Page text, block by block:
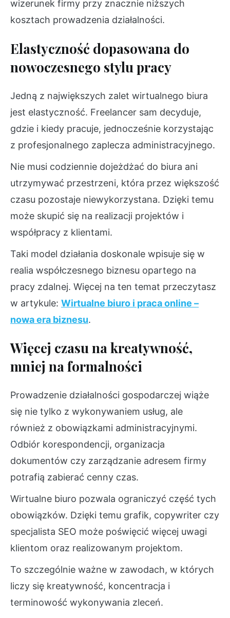
wizerunek firmy przy znacznie niższych
kosztach prowadzenia działalności.
Elastyczność dopasowana do
nowoczesnego stylu pracy
Jedną z największych zalet wirtualnego biura
jest elastyczność. Freelancer sam decyduje,
gdzie i kiedy pracuje, jednocześnie korzystając
z profesjonalnego zaplecza administracyjnego.
Nie musi codziennie dojeżdżać do biura ani
utrzymywać przestrzeni, która przez większość
czasu pozostaje niewykorzystana. Dzięki temu
może skupić się na realizacji projektów i
współpracy z klientami.
Taki model działania doskonale wpisuje się w
realia współczesnego biznesu opartego na
pracy zdalnej. Więcej na ten temat przeczytasz
w artykule: Wirtualne biuro i praca online –
nowa era biznesu.
Więcej czasu na kreatywność,
mniej na formalności
Prowadzenie działalności gospodarczej wiąże
się nie tylko z wykonywaniem usług, ale
również z obowiązkami administracyjnymi.
Odbiór korespondencji, organizacja
dokumentów czy zarządzanie adresem firmy
potrafią zabierać cenny czas.
Wirtualne biuro pozwala ograniczyć część tych
obowiązków. Dzięki temu grafik, copywriter czy
specjalista SEO może poświęcić więcej uwagi
klientom oraz realizowanym projektom.
To szczególnie ważne w zawodach, w których
liczy się kreatywność, koncentracja i
terminowość wykonywania zleceń.